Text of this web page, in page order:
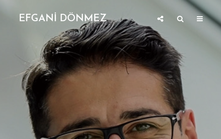
EFGANİ DÖNMEZ